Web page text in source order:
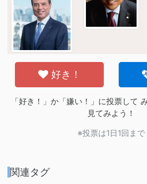
好き！
「好き！」か「嫌い！」に投票して
見てみよう！
※投票は1日1回まで
関連タグ